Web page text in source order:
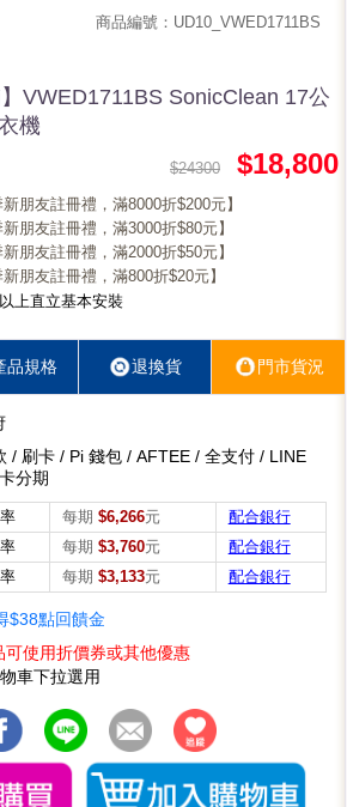
商品編號：UD10_VWED1711BS
】VWED1711BS SonicClean 17公
機
$24300 $18,800
新朋友註冊禮，滿8000折$200元】
新朋友註冊禮，滿3000折$80元】
新朋友註冊禮，滿2000折$50元】
新朋友註冊禮，滿800折$20元】
上直立基本安裝
品規格 退換貨 門市貨況
/ 刷卡 / Pi 錢包 / AFTEE / 全支付 / LINE
分期
每期 $6,266元
配合銀行
每期 $3,760元
配合銀行
每期 $3,133元 配合銀行
$38點回饋金
使用折價券或其他優惠
車下拉選用